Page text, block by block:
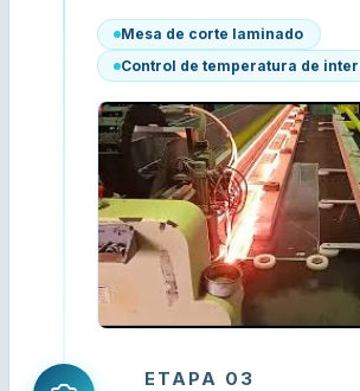
Mesa de corte laminado
Control de temperatura de
ETAPA 03